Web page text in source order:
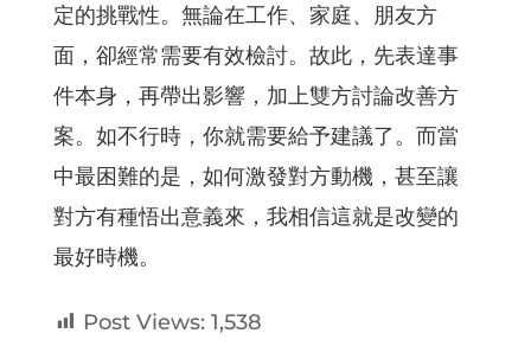
定的挑戰性。無論在工作、家庭、朋友方
面，卻經常需要有效檢討。故此，先表達事
件本身，再帶出影響，加上雙方討論改善方
案。如不行時，你就需要給予建議了。而當
中最困難的是，如何激發對方動機，甚至讓
對方有種悟出意義來，我相信這就是改變的
最好時機。
Post Views: 1,538